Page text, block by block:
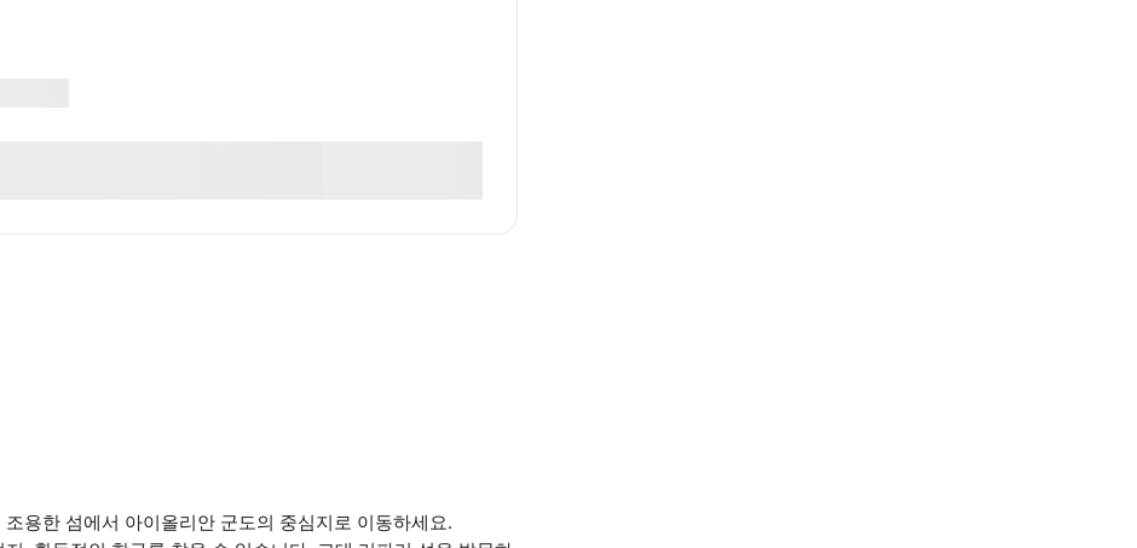
용한 섬에서 아이올리안 군도의 중심지로 이동하세요.